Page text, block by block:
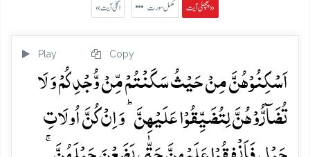
پچھلی آیت » مکمل سورت « اگلی آیت
Play Copy
اَسۡکِنُوۡہُنَّ مِنۡ حَیۡثُ سَکَنۡتُمۡ مِّنۡ وُّجۡدِکُمۡ وَ لَا
تُضَآرُّوۡہُنَّ لِتُضَیِّقُوۡا عَلَیۡہِنَّ ؕ وَ اِنۡ کُنَّ اُولَاتِ